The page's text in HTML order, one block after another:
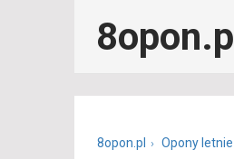
8opon.pl
8opon.pl Opony letnie